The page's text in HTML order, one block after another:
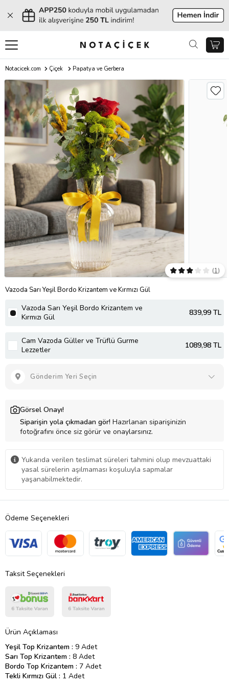
Notacicek.com Çiçek Papatya ve Gerbera
Vazoda Sarı Yeşil Bordo Krizantem ve Kırmızı Gül
(1)
Vazoda Sarı Yeşil Bordo Krizantem ve
Kırmızı Gül
839,99 TL
Cam Vazoda Güller ve Trüflü Gurme
Lezzetler
1089,98 TL
Gönderim Yeri Seçin
Görsel Onayı!
Siparişin yola çıkmadan gör! Hazırlanan siparişinizin
fotoğrafını önce siz görür ve onaylarsınız.
Yukarıda verilen teslimat süreleri tahmini olup mevzuattaki
yasal sürelerin aşılmaması koşuluyla sapmalar
yaşanabilmektedir.
Ödeme Seçenekleri
Taksit Seçenekleri
Ürün Açıklaması
Yeşil Top Krizantem : 9 Adet
Sarı Top Krizantem : 8 Adet
Bordo Top Krizantem : 7 Adet
Tekli Kırmızı Gül : 1 Adet